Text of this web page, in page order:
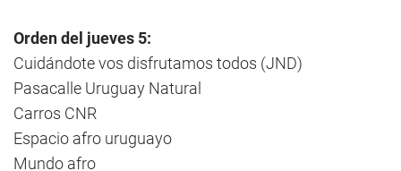
Orden del jueves 5:
Cuidándote vos disfrutamos todos (JND)
Pasacalle Uruguay Natural
Carros CNR
Espacio afro uruguayo
Mundo afro